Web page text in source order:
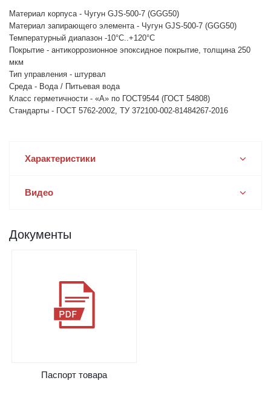
Материал корпуса - Чугун GJS-500-7 (GGG50)
Материал запирающего элемента - Чугун GJS-500-7 (GGG50)
Температурный диапазон -10°С..+120°С
Покрытие - антикоррозионное эпоксидное покрытие, толщина 250
мкм
Тип управления - штурвал
Среда - Вода / Питьевая вода
Класс герметичности - «А» по ГОСТ9544 (ГОСТ 54808)
Стандарты - ГОСТ 5762-2002, ТУ 372100-002-81484267-2016
Характеристики
Видео
Документы
Паспорт товара